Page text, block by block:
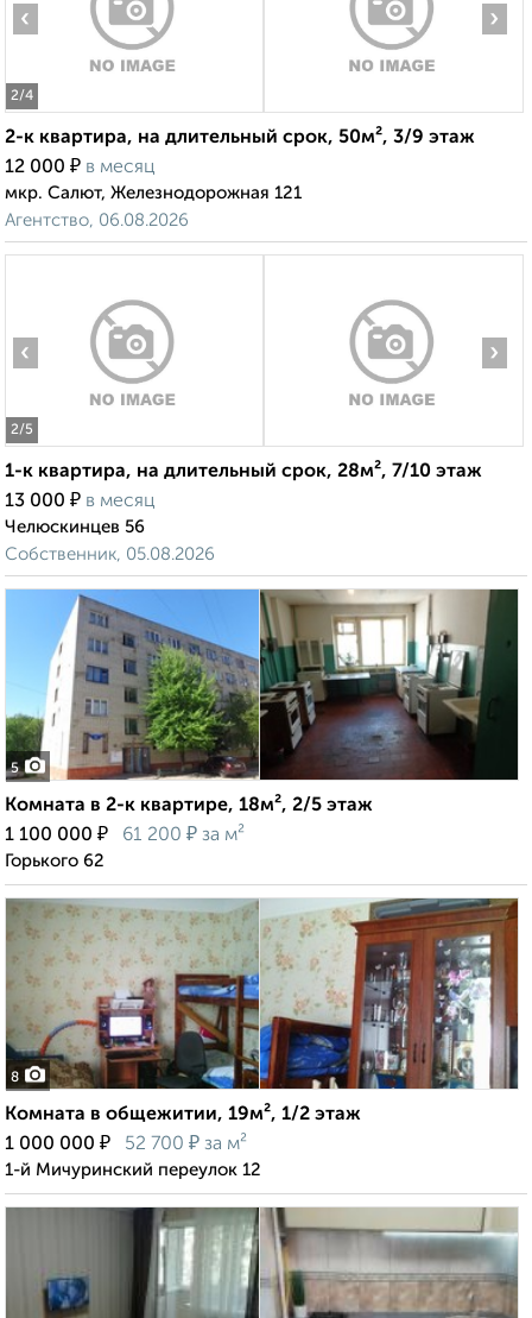
2/4
‹ ›
2-к квартира, на длительный срок, 50м², 3/9 этаж
12 000 ₽ в месяц
мкр. Салют, Железнодорожная 121
Агентство, 06.08.2026
2/5
‹ ›
1-к квартира, на длительный срок, 28м², 7/10 этаж
13 000 ₽ в месяц
Челюскинцев 56
Собственник, 05.08.2026
5
Комната в 2-к квартире, 18м², 2/5 этаж
1 100 000 ₽ 61 200 ₽ за м²
Горького 62
8
Комната в общежитии, 19м², 1/2 этаж
1 000 000 ₽ 52 700 ₽ за м²
1-й Мичуринский переулок 12